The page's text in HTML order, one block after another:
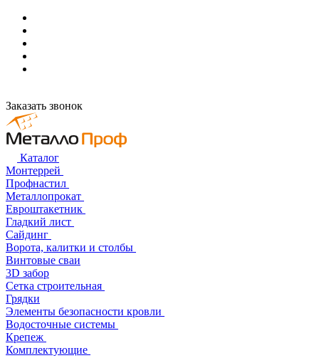
Заказать звонок
Каталог
Монтеррей
Профнастил
Металлопрокат
Евроштакетник
Гладкий лист
Сайдинг
Ворота, калитки и столбы
Винтовые сваи
3D забор
Сетка строительная
Грядки
Элементы безопасности кровли
Водосточные системы
Крепеж
Комплектующие